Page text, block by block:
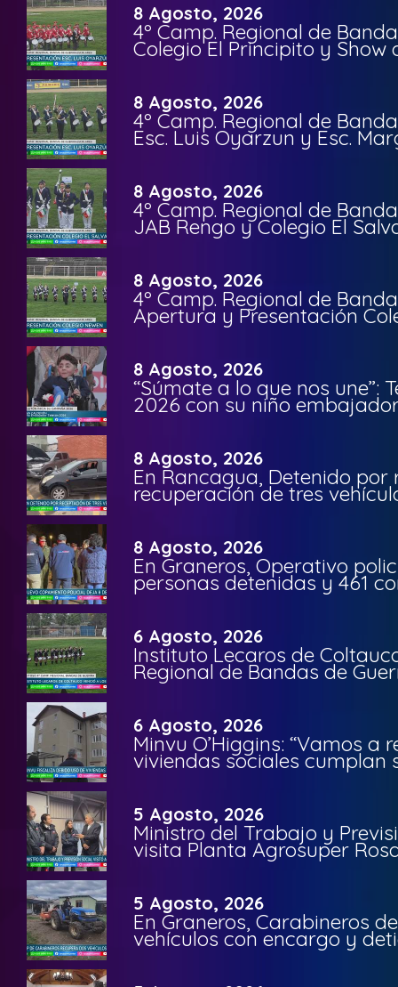
8 Agosto, 2026
4º Camp. Regional de
Colegio El Principito y Show
8 Agosto, 2026
4º Camp. Regional de
Esc. Luis Oyarzun y Esc.
8 Agosto, 2026
4º Camp. Regional de
JAB Rengo y Colegio El
8 Agosto, 2026
4º Camp. Regional de
Apertura y Presentación
8 Agosto, 2026
“Súmate a lo que nos une”:
2026 con su niño
8 Agosto, 2026
En Rancagua, Detenido por
recuperación de tres
8 Agosto, 2026
En Graneros, Operativo
personas detenidas y 461
6 Agosto, 2026
Instituto Lecaros de
Regional de Bandas de
6 Agosto, 2026
Minvu O’Higgins: “Vamos a
viviendas sociales cumplan
5 Agosto, 2026
Ministro del Trabajo y
visita Planta Agrosuper
5 Agosto, 2026
En Graneros, Carabineros
vehículos con encargo y